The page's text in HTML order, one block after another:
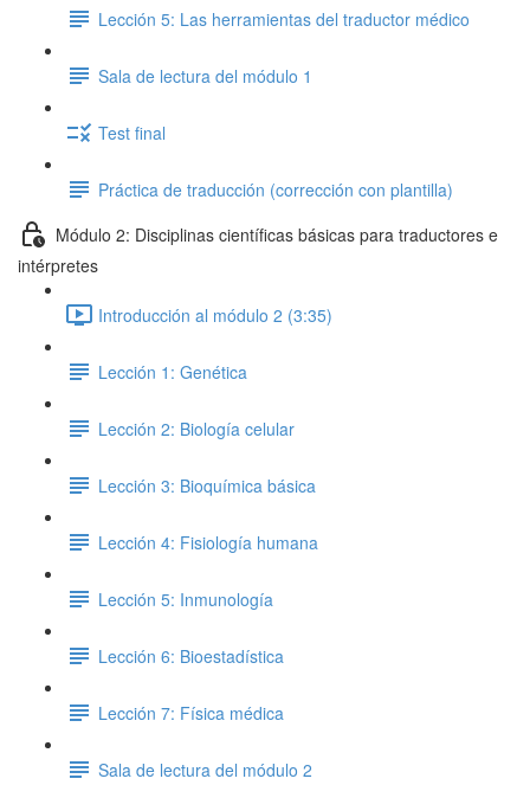
Lección 5: Las herramientas del traductor médico
Sala de lectura del módulo 1
Test final
Práctica de traducción (corrección con plantilla)
Módulo 2: Disciplinas científicas básicas para traductores e
intérpretes
Introducción al módulo 2 (3:35)
Lección 1: Genética
Lección 2: Biología celular
Lección 3: Bioquímica básica
Lección 4: Fisiología humana
Lección 5: Inmunología
Lección 6: Bioestadística
Lección 7: Física médica
Sala de lectura del módulo 2